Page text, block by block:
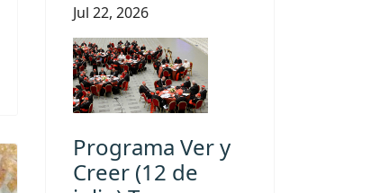
Jul 22, 2026
Programa Ver y
Creer (12 de